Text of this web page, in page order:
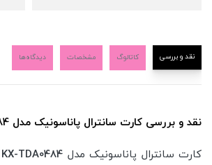
نقد و بررسی کاتالوگ مشخصات دیدگاه‌ها
نقد و بررسی کارت سانترال پاناسونیک مدل KX-TDA0484:
کارت سانترال پاناسونیک مدل KX-TDA0484